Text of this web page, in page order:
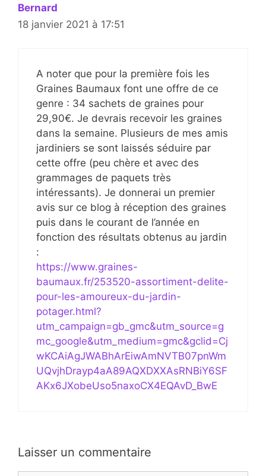
Bernard
18 janvier 2021 à 17:51
A noter que pour la première fois les
Graines Baumaux font une offre de ce
genre : 34 sachets de graines pour
29,90€. Je devrais recevoir les graines
dans la semaine. Plusieurs de mes amis
jardiniers se sont laissés séduire par
cette offre (peu chère et avec des
grammages de paquets très
intéressants). Je donnerai un premier
avis sur ce blog à réception des graines
puis dans le courant de l’année en
fonction des résultats obtenus au jardin
:
https://www.graines-
baumaux.fr/253520-assortiment-delite-
pour-les-amoureux-du-jardin-
potager.html?
utm_campaign=gb_gmc&utm_source=g
mc_google&utm_medium=gmc&gclid=Cj
wKCAiAgJWABhArEiwAmNVTB07pnWm
UQvjhDrayp4aA89AQXDXXAsRNBiY6SF
AKx6JXobeUso5naxoCX4EQAvD_BwE
Laisser un commentaire